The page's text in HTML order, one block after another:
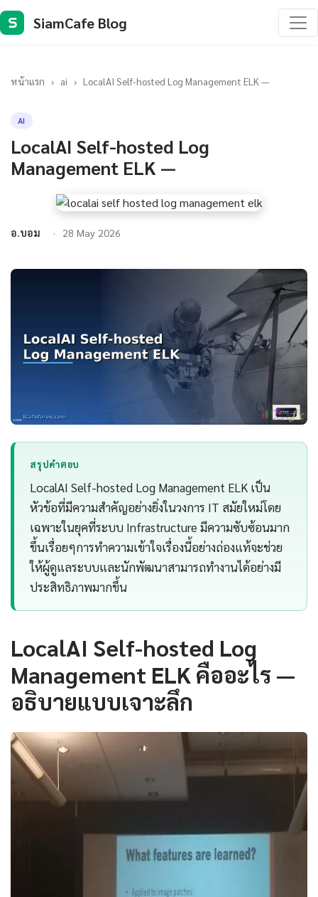
S SiamCafe Blog
หน้าแรก › ai › LocalAI Self-hosted Log Management ELK —
AI
LocalAI Self-hosted Log
Management ELK —
อ.บอม 28 May 2026
สรุปคำตอบ
LocalAI Self-hosted Log Management ELK เป็น
หัวข้อที่มีความสำคัญอย่างยิ่งในวงการ IT สมัยใหม่โดย
เฉพาะในยุคที่ระบบ Infrastructure มีความซับซ้อนมาก
ขึ้นเรื่อยๆการทำความเข้าใจเรื่องนี้อย่างถ่องแท้จะช่วย
ให้ผู้ดูแลระบบและนักพัฒนาสามารถทำงานได้อย่างมี
ประสิทธิภาพมากขึ้น
LocalAI Self-hosted Log
Management ELK คืออะไร —
อธิบายแบบเจาะลึก